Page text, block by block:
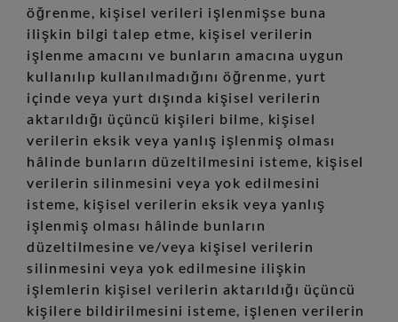
öğrenme, kişisel verileri işlenmişse buna
ilişkin bilgi talep etme, kişisel verilerin
işlenme amacını ve bunların amacına uygun
kullanılıp kullanılmadığını öğrenme, yurt
içinde veya yurt dışında kişisel verilerin
aktarıldığı üçüncü kişileri bilme, kişisel
verilerin eksik veya yanlış işlenmiş olması
hâlinde bunların düzeltilmesini isteme, kişisel
verilerin silinmesini veya yok edilmesini
isteme, kişisel verilerin eksik veya yanlış
işlenmiş olması hâlinde bunların
düzeltilmesine ve/veya kişisel verilerin
silinmesini veya yok edilmesine ilişkin
işlemlerin kişisel verilerin aktarıldığı üçüncü
kişilere bildirilmesini isteme, işlenen verilerin